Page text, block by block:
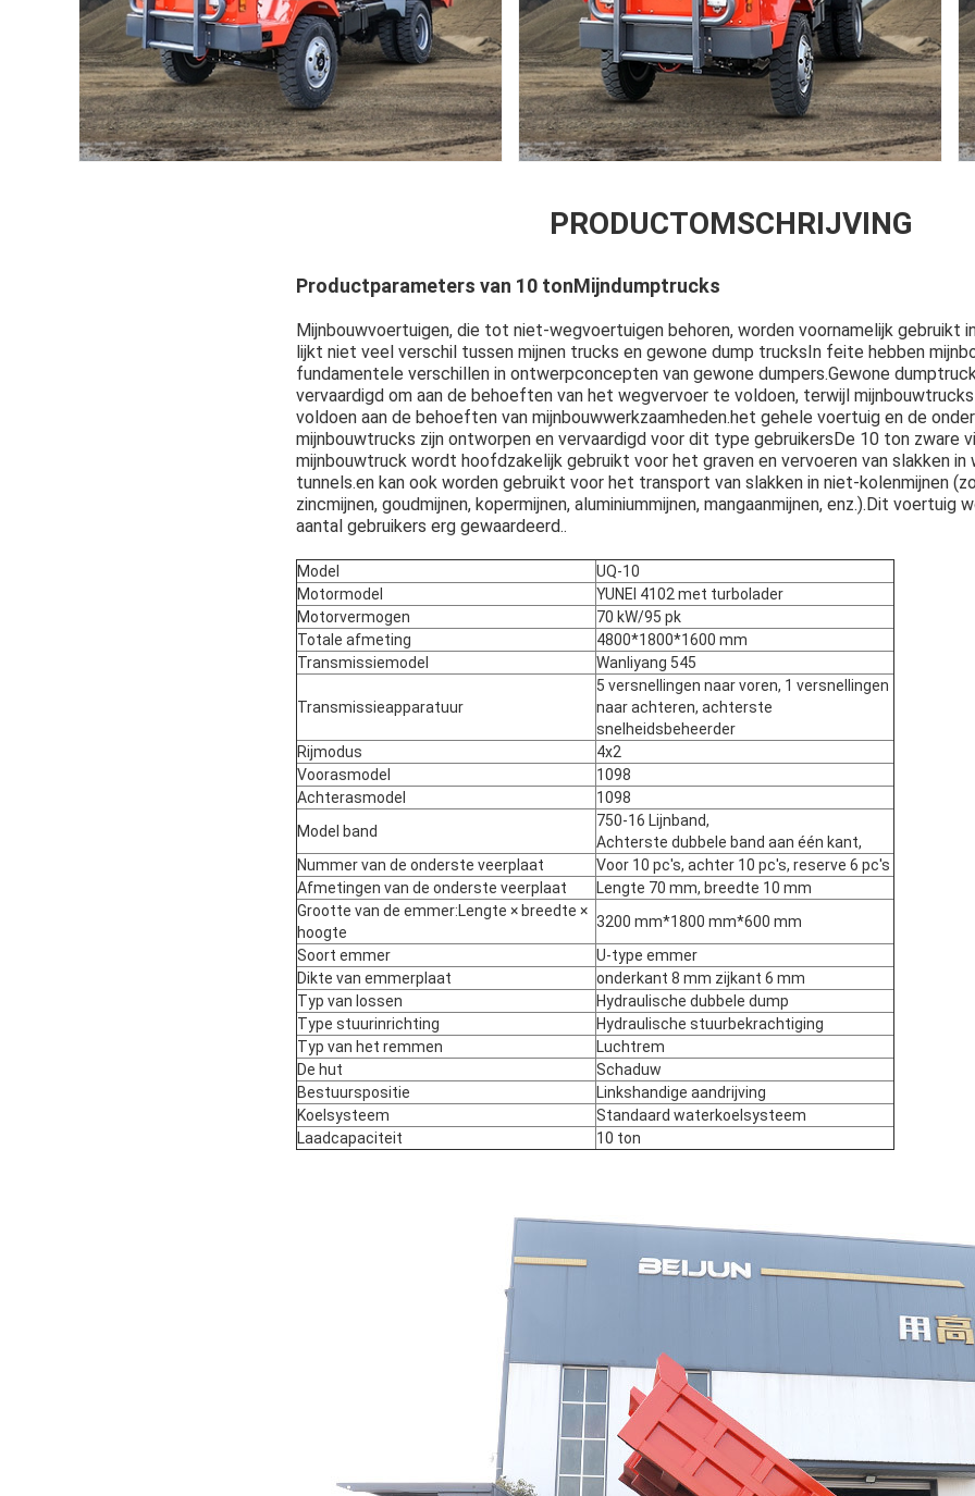
Laat een bericht achter We bellen je snel terug!
VERZENDEN
PRODUCTOMSCHRIJVING
Productparameters van 10 tonMijndumptrucks
Mijnbouwvoertuigen, die tot niet-wegvoertuigen behoren, worden voornamelijk gebruikt
lijkt niet veel verschil tussen mijnen trucks en gewone dump trucksIn feite hebben
fundamentele verschillen in ontwerpconcepten van gewone dumpers.Gewone
vervaardigd om aan de behoeften van het wegvervoer te voldoen, terwijl
voldoen aan de behoeften van mijnbouwwerkzaamheden.het gehele voertuig en de
mijnbouwtrucks zijn ontworpen en vervaardigd voor dit type gebruikersDe 10 ton zware
mijnbouwtruck wordt hoofdzakelijk gebruikt voor het graven en vervoeren van slakken in
tunnels.en kan ook worden gebruikt voor het transport van slakken in niet-kolenmijnen
zincmijnen, goudmijnen, kopermijnen, aluminiummijnen, mangaanmijnen, enz.).Dit voertuig
aantal gebruikers erg gewaardeerd..
Model
UQ-10
Motormodel
YUNEI 4102 met turbolader
Motorvermogen
70 kW/95 pk
Totale afmeting
4800*1800*1600 mm
Transmissiemodel
Wanliyang 545
Transmissieapparatuur
5 versnellingen naar voren, 1 versnellingen
naar achteren, achterste
snelheidsbeheerder
Rijmodus
4x2
Voorasmodel
1098
Achterasmodel
1098
Model band
750-16 Lijnband,
Achterste dubbele band aan één kant,
Nummer van de onderste veerplaat
Voor 10 pc's, achter 10 pc's, reserve 6 pc's
Afmetingen van de onderste veerplaat
Lengte 70 mm, breedte 10 mm
Grootte van de emmer:Lengte × breedte ×
hoogte
3200 mm*1800 mm*600 mm
Soort emmer
U-type emmer
Dikte van emmerplaat
onderkant 8 mm zijkant 6 mm
Typ van lossen
Hydraulische dubbele dump
Type stuurinrichting
Hydraulische stuurbekrachtiging
Typ van het remmen
Luchtrem
De hut
Schaduw
Bestuurspositie
Linkshandige aandrijving
Koelsysteem
Standaard waterkoelsysteem
Laadcapaciteit
10 ton